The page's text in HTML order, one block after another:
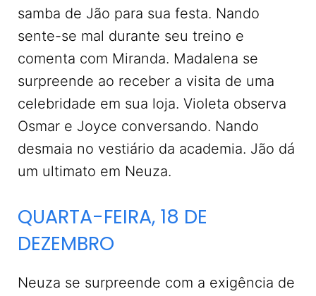
samba de Jão para sua festa. Nando
sente-se mal durante seu treino e
comenta com Miranda. Madalena se
surpreende ao receber a visita de uma
celebridade em sua loja. Violeta observa
Osmar e Joyce conversando. Nando
desmaia no vestiário da academia. Jão dá
um ultimato em Neuza.
QUARTA-FEIRA, 18 DE
DEZEMBRO
Neuza se surpreende com a exigência de